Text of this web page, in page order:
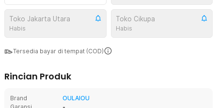
Toko Jakarta Utara
Habis
Toko Cikupa
Habis
Tersedia bayar di tempat (COD)
Rincian Produk
Brand
OULAIOU